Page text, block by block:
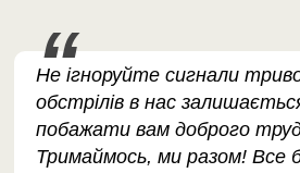
Не ігноруйте сигнали
обстрілів в нас
побажати вам доброго
Тримаймось, ми разом! Все